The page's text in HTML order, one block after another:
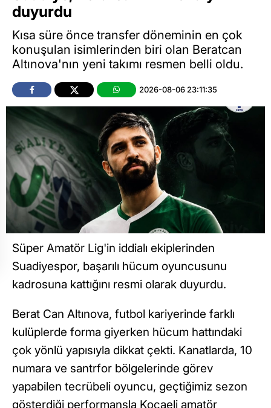
duyurdu
Kısa süre önce transfer döneminin en çok
konuşulan isimlerinden biri olan Beratcan
Altınova'nın yeni takımı resmen belli oldu.
2026-08-06 23:11:35
Süper Amatör Lig'in iddialı ekiplerinden
Suadiyespor, başarılı hücum oyuncusunu
kadrosuna kattığını resmi olarak duyurdu.
Berat Can Altınova, futbol kariyerinde farklı
kulüplerde forma giyerken hücum hattındaki
çok yönlü yapısıyla dikkat çekti. Kanatlarda, 10
numara ve santrfor bölgelerinde görev
yapabilen tecrübeli oyuncu, geçtiğimiz sezon
gösterdiği performansla Kocaeli amatör